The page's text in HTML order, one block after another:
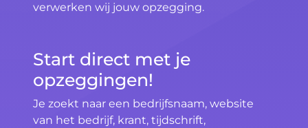
verwerken wij jouw opzegging.
Start direct met je
opzeggingen!
Je zoekt naar een bedrijfsnaam, website
van het bedrijf, krant, tijdschrift,